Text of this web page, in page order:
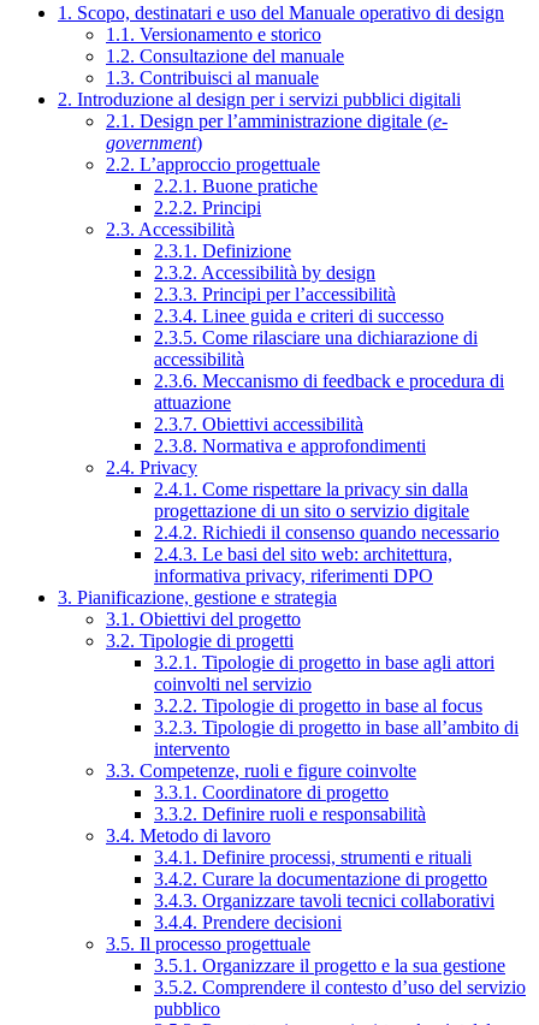
1. Scopo, destinatari e uso del Manuale operativo di design
1.1. Versionamento e storico
1.2. Consultazione del manuale
1.3. Contribuisci al manuale
2. Introduzione al design per i servizi pubblici digitali
2.1. Design per l’amministrazione digitale (e-
government)
2.2. L’approccio progettuale
2.2.1. Buone pratiche
2.2.2. Principi
2.3. Accessibilità
2.3.1. Definizione
2.3.2. Accessibilità by design
2.3.3. Principi per l’accessibilità
2.3.4. Linee guida e criteri di successo
2.3.5. Come rilasciare una dichiarazione di
accessibilità
2.3.6. Meccanismo di feedback e procedura di
attuazione
2.3.7. Obiettivi accessibilità
2.3.8. Normativa e approfondimenti
2.4. Privacy
2.4.1. Come rispettare la privacy sin dalla
progettazione di un sito o servizio digitale
2.4.2. Richiedi il consenso quando necessario
2.4.3. Le basi del sito web: architettura,
informativa privacy, riferimenti DPO
3. Pianificazione, gestione e strategia
3.1. Obiettivi del progetto
3.2. Tipologie di progetti
3.2.1. Tipologie di progetto in base agli attori
coinvolti nel servizio
3.2.2. Tipologie di progetto in base al focus
3.2.3. Tipologie di progetto in base all’ambito di
intervento
3.3. Competenze, ruoli e figure coinvolte
3.3.1. Coordinatore di progetto
3.3.2. Definire ruoli e responsabilità
3.4. Metodo di lavoro
3.4.1. Definire processi, strumenti e rituali
3.4.2. Curare la documentazione di progetto
3.4.3. Organizzare tavoli tecnici collaborativi
3.4.4. Prendere decisioni
3.5. Il processo progettuale
3.5.1. Organizzare il progetto e la sua gestione
3.5.2. Comprendere il contesto d’uso del servizio
pubblico